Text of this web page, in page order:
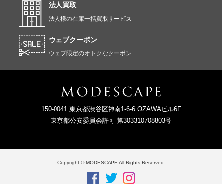
法人買取
法人様の在庫一括買取サービス
ウェブクーポン
ウェブ限定のオトクなクーポン
150-0041 東京都渋谷区神南1-6-6 OZAWAビル6F
東京都公安委員会許可 第303310708803号
Copyright © MODESCAPE All Rights Reserved.